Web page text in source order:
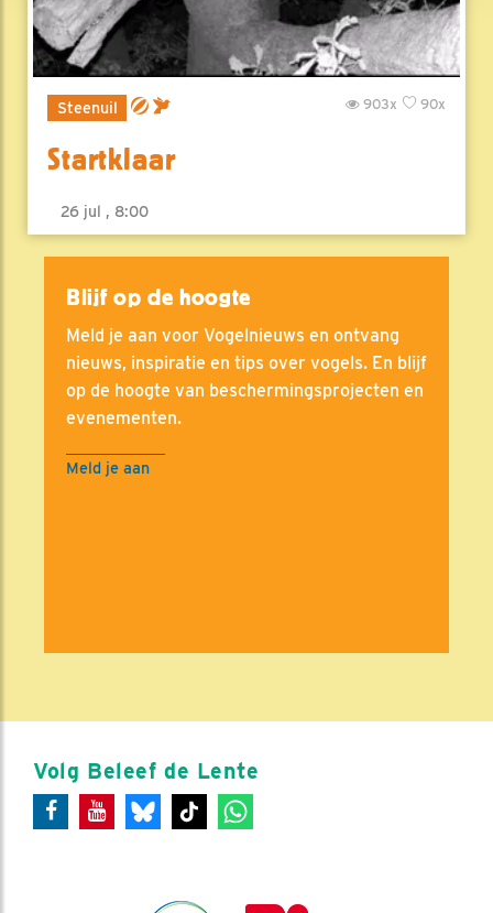
Steenuil 90x
903x
Startklaar
26 jul , 8:00
Blijf op de hoogte
Meld je aan voor Vogelnieuws en ontvang
nieuws, inspiratie en tips over vogels. En blijf
op de hoogte van beschermingsprojecten en
evenementen.
Meld je aan
Volg Beleef de Lente